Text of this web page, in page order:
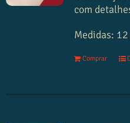
com
Medidas:
Comprar